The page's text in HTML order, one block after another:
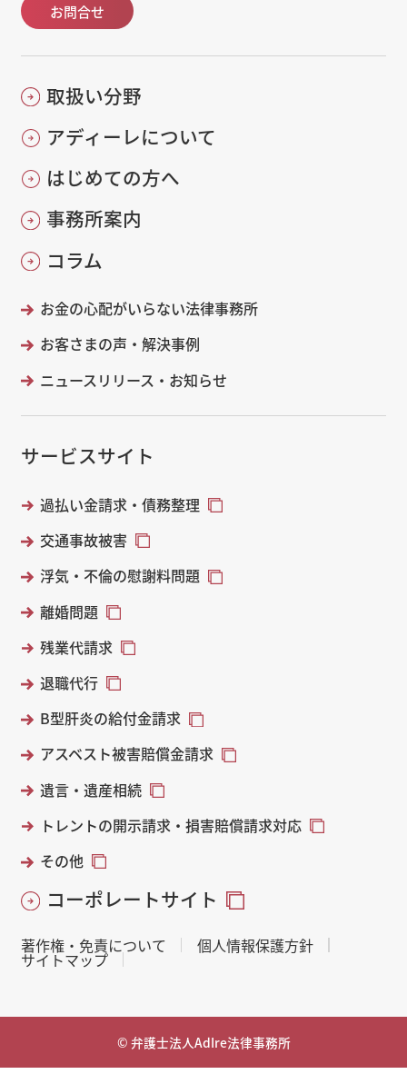
お問合せ
取扱い分野
アディーレについて
はじめての方へ
事務所案内
コラム
お金の心配がいらない法律事務所
お客さまの声・解決事例
ニュースリリース・お知らせ
サービスサイト
過払い金請求・債務整理
交通事故被害
浮気・不倫の慰謝料問題
離婚問題
残業代請求
退職代行
B型肝炎の給付金請求
アスベスト被害賠償金請求
遺言・遺産相続
トレントの開示請求・損害賠償請求対応
その他
コーポレートサイト
著作権・免責について 個人情報保護方針
サイトマップ
© 弁護士法人AdIre法律事務所